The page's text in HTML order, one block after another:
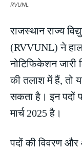
RVUNL
राजस्थान राज्य
(RVVUNL) ने हाल
नोटिफिकेशन जारी
की तलाश में हैं, तो
सकता है। इन पदों
मार्च 2025 है।
पदों की विवरण